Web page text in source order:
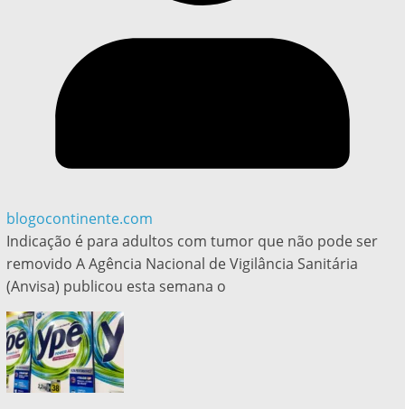
blogocontinente.com
Indicação é para adultos com tumor que não pode ser
removido A Agência Nacional de Vigilância Sanitária
(Anvisa) publicou esta semana o